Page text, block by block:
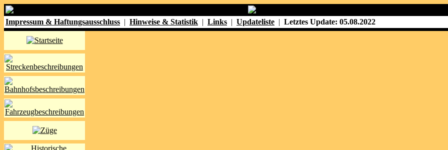
Impressum & Haftungsausschluss | Hinweise & Statistik | Links | Updateliste | Letztes Update: 05.08.2022